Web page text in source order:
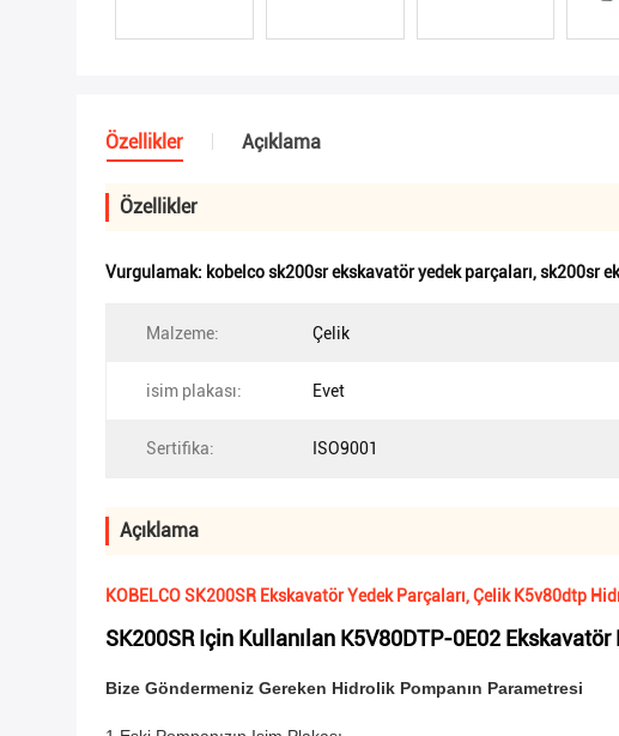
Özellikler Açıklama
Özellikler
Vurgulamak: kobelco sk200sr ekskavatör yedek parçaları,sk200sr
Malzeme: Çelik
isim plakası: Evet
Sertifika: ISO9001
Açıklama
KOBELCO SK200SR Ekskavatör Yedek Parçaları, Çelik K5v80dtp
SK200SR Için Kullanılan K5V80DTP-0E02
Bize Göndermeniz Gereken Hidrolik Pompanın Parametresi